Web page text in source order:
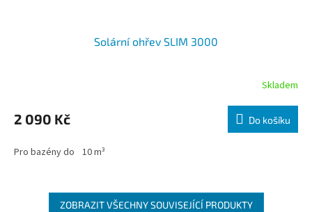
Solární ohřev SLIM 3000
Skladem
2 090 Kč Do košíku
Pro bazény do 10 m³
ZOBRAZIT VŠECHNY SOUVISEJÍCÍ PRODUKTY